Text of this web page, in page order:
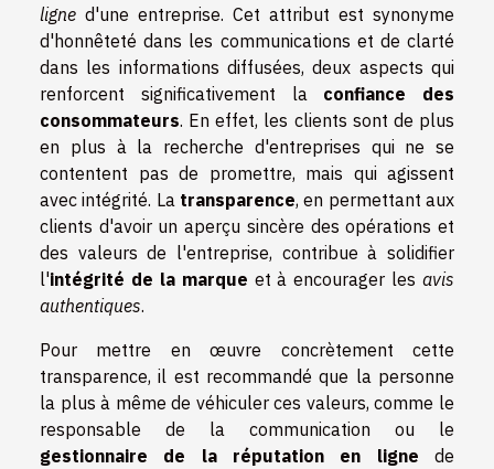
ligne d'une entreprise. Cet attribut est synonyme
d'honnêteté dans les communications et de clarté
dans les informations diffusées, deux aspects qui
renforcent significativement la confiance des
consommateurs. En effet, les clients sont de plus
en plus à la recherche d'entreprises qui ne se
contentent pas de promettre, mais qui agissent
avec intégrité. La transparence, en permettant aux
clients d'avoir un aperçu sincère des opérations et
des valeurs de l'entreprise, contribue à solidifier
l'intégrité de la marque et à encourager les avis
authentiques.
Pour mettre en œuvre concrètement cette
transparence, il est recommandé que la personne
la plus à même de véhiculer ces valeurs, comme le
responsable de la communication ou le
gestionnaire de la réputation en ligne de